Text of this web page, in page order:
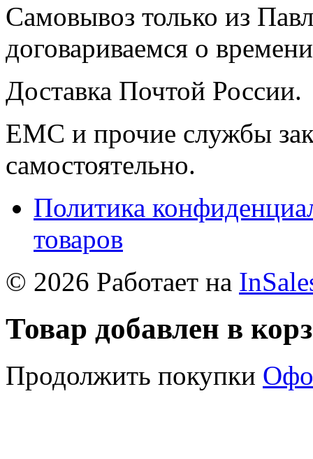
Самовывоз только из
договариваемся о
Доставка Почтой России.
ЕМС и прочие службы
самостоятельно.
Политика
товаров
© 2026 Работает на
Товар добавлен в
Продолжить покупки